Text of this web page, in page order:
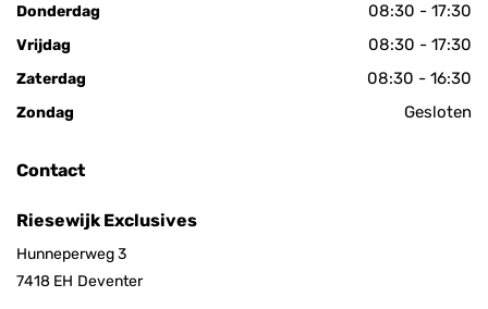
Donderdag 08:30 - 17:30
Vrijdag 08:30 - 17:30
Zaterdag 08:30 - 16:30
Zondag Gesloten
Contact
Riesewijk Exclusives
Hunneperweg 3
7418 EH Deventer